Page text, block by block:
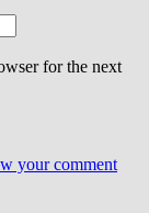
for the next
your comment